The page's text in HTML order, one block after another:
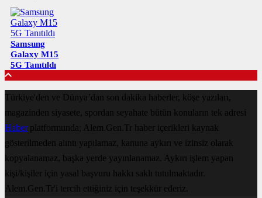
Samsung
Galaxy M15
5G Tanıtıldı
Türkiye'den ve Dünya’dan son dakika haberler, köşe yazıları,
magazinden siyasete, spordan seyahate bütün konuların tek adresi
Haberplatformunda; Alem.Gen.Tr haber içerikleri kaynak
gösterilmeden alıntı yapılamaz, kanuna aykırı ve izinsiz olarak
kopyalanamaz, başka yerde yayınlanamaz. Aykırı işlem yapan
kişi/kişiler için yasal başvuru hakkı saklı tutulmaktadır.
Alem.Gen.Tr'i tercih ettiğiniz için teşekkür ederiz.